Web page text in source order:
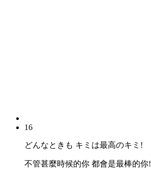
16
どんなときも キミは最高のキミ!
不管甚麼時候的你 都會是最棒的你!